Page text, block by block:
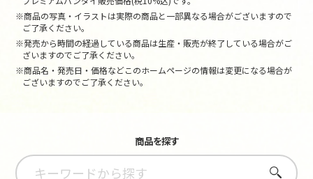
※商品の写真・イラストは実際の商品と一部異なる場合がございますので
ご了承ください。
※発売から時間の経過している商品は生産・販売が終了している場合がご
ざいますのでご了承ください。
※商品名・発売日・価格などこのホームページの情報は変更になる場合が
ございますのでご了承ください。
商品を探す
さがす